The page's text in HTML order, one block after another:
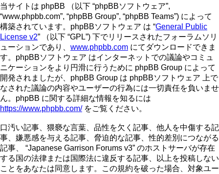
当サイトは phpBB （以下 “phpBBソフトウェア”,
“www.phpbb.com”, “phpBB Group”, “phpBB Teams”) によって
構築されています。phpBBソフトウェア は “General Public
License v2” （以下 “GPL”) 下でリリースされたフォーラムソリ
ューションであり、 www.phpbb.com にてダウンロードできま
す。phpBBソフトウェア はインターネットでの議論やコミュ
ニケーションをより円滑に行うために phpBB Group によって
開発されましたが、phpBB Group は phpBBソフトウェア 上で
なされた議論の内容やユーザーの行為には一切責任を負いませ
ん。phpBB に関する詳細な情報を知るには
https://www.phpbb.com/をご覧ください。
口汚い記事、猥褻な言葉、品性を欠く記事、他人を中傷する記
事、嫌悪感を与える記事、脅迫的な記事、性的差別につながる
記事、 “Japanese Garrison Forums v3” のホストサーバが存在
する国の法律または国際法に違反する記事、以上を投稿しない
ことをあなたは同意します。この規約を破った場合、対象ユー